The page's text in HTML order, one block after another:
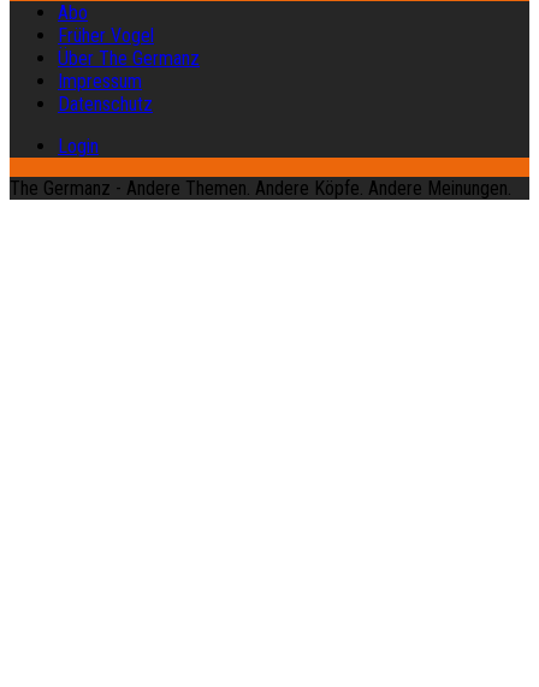
Abo
Früher Vogel
Über The Germanz
Impressum
Datenschutz
Login
The Germanz - Andere Themen. Andere Köpfe. Andere Meinungen.